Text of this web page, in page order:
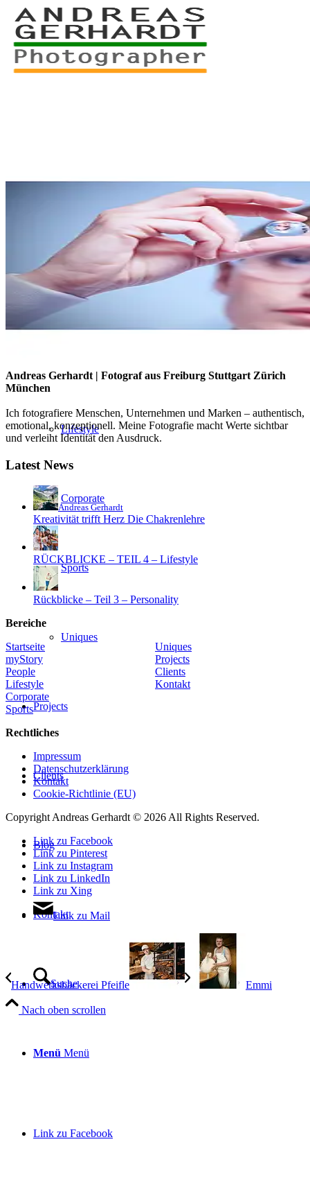
Portfolio
Lifestyle
Corporate
Sports
Uniques
Projects
Clients
Blog
Kontakt
Suche
Menü Menü
Link zu Facebook
Andreas Gerhardt | Fotograf aus Freiburg Stuttgart Zürich
München
Ich fotografiere Menschen, Unternehmen und Marken – authentisch,
emotional, konzeptionell. Meine Fotografie macht Werte sichtbar
und verleiht Identität den Ausdruck.
Latest News
Andreas Gerhardt
Kreativität trifft Herz Die Chakrenlehre
RÜCKBLICKE – TEIL 4 – Lifestyle
Rückblicke – Teil 3 – Personality
Bereiche
Startseite
myStory
People
Lifestyle
Corporate
Sports
Uniques
Projects
Clients
Kontakt
Rechtliches
Impressum
Datenschutzerklärung
Kontakt
Cookie-Richtlinie (EU)
Copyright Andreas Gerhardt © 2026 All Rights Reserved.
Link zu Facebook
Link zu Pinterest
Link zu Instagram
Link zu LinkedIn
Link zu Xing
Link zu Mail
Handwerksbäckerei Pfeifle Emmi
Nach oben scrollen